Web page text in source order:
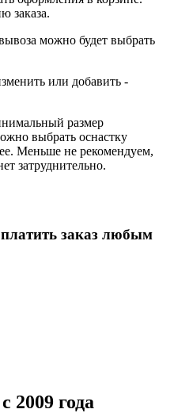
заказа.
можно будет выбрать
или добавить -
размер
выбрать оснастку
Меньше не рекомендуем,
затруднительно.
заказ любым
2009 года